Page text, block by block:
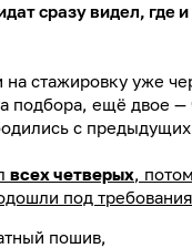
сразу видел, где
стажировку уже
подбора, ещё двое —
с
всех четверых,
под
пошив,